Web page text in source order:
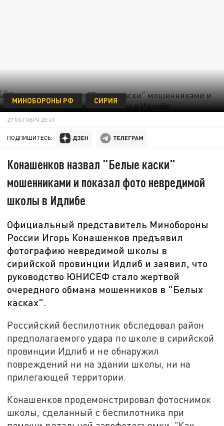
МИНОБОРОНЫ РФ СИРИЯ
27 ОКТЯБРЯ 20:47
ПОДПИШИТЕСЬ:
Конашенков назвал "Белые каски"
мошенниками и показал фото невредимой
школы в Идлибе
Официальный представитель Минобороны
России Игорь Конашенков предъявил
фотографию невредимой школы в
сирийской провинции Идлиб и заявил, что
руководство ЮНИСЕФ стало жертвой
очередного обмана мошенников в "Белых
касках".
Российский беспилотник обследовал район
предполагаемого удара по школе в сирийской
провинции Идлиб и не обнаружил
повреждений ни на здании школы, ни на
прилегающей территории.
Конашенков продемонстрировал фотоснимок
школы, сделанный с беспилотника при